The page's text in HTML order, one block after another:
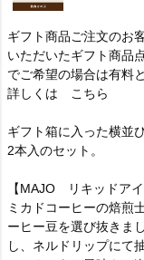
ギフト商品ご注文のお
いただいたギフト商品
でご希望の場合は有料
詳しくは
こちら
ギフト箱に入った横並
2本入のセット。
【MAJO リキッドアイ
ミカドコーヒーの焙煎
ーヒー豆を選び抜きま
し、ネルドリップにて